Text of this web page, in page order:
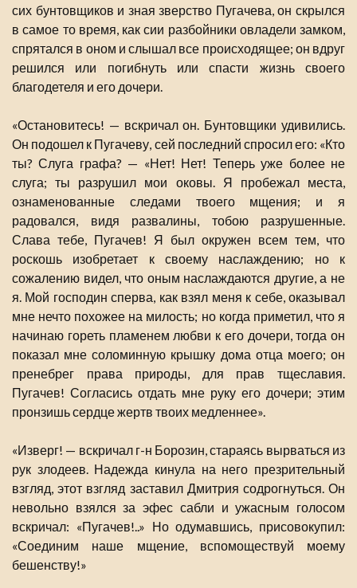
сих бунтовщиков и зная зверство Пугачева, он скрылся
в самое то время, как сии разбойники овладели замком,
спрятался в оном и слышал все происходящее; он вдруг
решился или погибнуть или спасти жизнь своего
благодетеля и его дочери.
«Остановитесь! — вскричал он. Бунтовщики удивились.
Он подошел к Пугачеву, сей последний спросил его: «Кто
ты? Слуга графа? — «Нет! Нет! Теперь уже более не
слуга; ты разрушил мои оковы. Я пробежал места,
ознаменованные следами твоего мщения; и я
радовался, видя развалины, тобою разрушенные.
Слава тебе, Пугачев! Я был окружен всем тем, что
роскошь изобретает к своему наслаждению; но к
сожалению видел, что оным наслаждаются другие, а не
я. Мой господин сперва, как взял меня к себе, оказывал
мне нечто похожее на милость; но когда приметил, что я
начинаю гореть пламенем любви к его дочери, тогда он
показал мне соломинную крышку дома отца моего; он
пренебрег права природы, для прав тщеславия.
Пугачев! Согласись отдать мне руку его дочери; этим
пронзишь сердце жертв твоих медленнее».
«Изверг! — вскричал г-н Борозин, стараясь вырваться из
рук злодеев. Надежда кинула на него презрительный
взгляд, этот взгляд заставил Дмитрия содрогнуться. Он
невольно взялся за эфес сабли и ужасным голосом
вскричал: «Пугачев!..» Но одумавшись, присовокупил:
«Соединим наше мщение, вспомоществуй моему
бешенству!»